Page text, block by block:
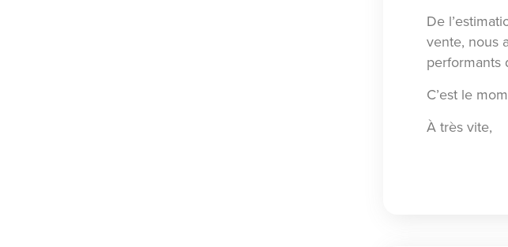
De
vente, nous
performants
C’est le
À très vite,